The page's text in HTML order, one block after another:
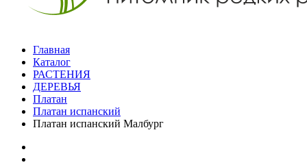
Главная
Каталог
РАСТЕНИЯ
ДЕРЕВЬЯ
Платан
Платан испанский
Платан испанский Малбург